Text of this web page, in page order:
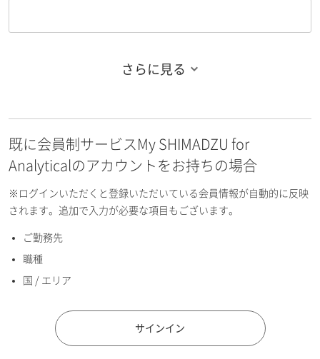
お名前フリガナ（名）
E-mailアドレス（半角英数）
国 / エリア
さらに見る
既に会員制サービスMy SHIMADZU for
Analyticalのアカウントをお持ちの場合
※ログインいただくと登録いただいている会員情報が自動的に反映
されます。追加で入力が必要な項目もございます。
ご勤務先
職種
国 / エリア
サインイン